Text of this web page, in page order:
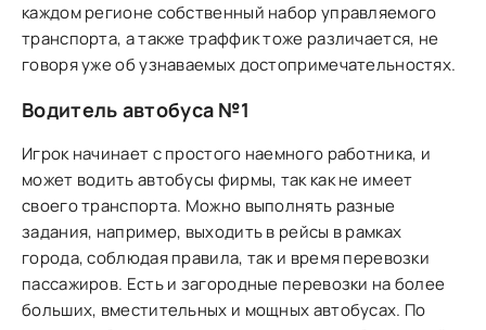
каждом регионе собственный набор управляемого
транспорта, а также траффик тоже различается, не
говоря уже об узнаваемых достопримечательностях.
Водитель автобуса №1
Игрок начинает с простого наемного работника, и
может водить автобусы фирмы, так как не имеет
своего транспорта. Можно выполнять разные
задания, например, выходить в рейсы в рамках
города, соблюдая правила, так и время перевозки
пассажиров. Есть и загородные перевозки на более
больших, вместительных и мощных автобусах. По